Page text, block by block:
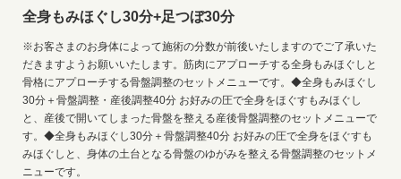
全身もみほぐし30分+足つぼ30分
※お客さまのお身体によって施術の分数が前後いたしますのでご了承いた
だきますようお願いいたします。筋肉にアプローチする全身もみほぐしと
骨格にアプローチする骨盤調整のセットメニューです。◆全身もみほぐし
30分＋骨盤調整・産後調整40分 お好みの圧で全身をほぐすもみほぐし
と、産後で開いてしまった骨盤を整える産後骨盤調整のセットメニューで
す。◆全身もみほぐし30分＋骨盤調整40分 お好みの圧で全身をほぐすも
みほぐしと、身体の土台となる骨盤のゆがみを整える骨盤調整のセットメ
ニューです。